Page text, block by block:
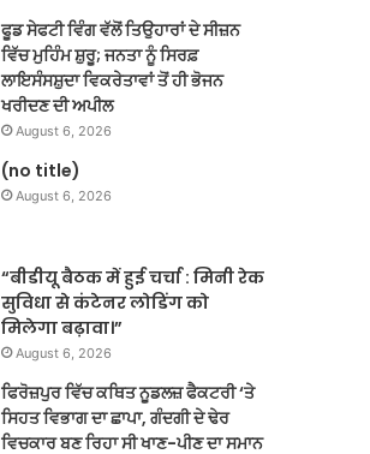
ਫੂਡ ਸੇਫਟੀ ਵਿੰਗ ਵੱਲੋਂ ਤਿਉਹਾਰਾਂ ਦੇ ਸੀਜ਼ਨ
ਵਿੱਚ ਮੁਹਿੰਮ ਸ਼ੁਰੂ; ਜਨਤਾ ਨੂੰ ਸਿਰਫ਼
ਲਾਇਸੰਸਸ਼ੁਦਾ ਵਿਕਰੇਤਾਵਾਂ ਤੋਂ ਹੀ ਭੋਜਨ
ਖਰੀਦਣ ਦੀ ਅਪੀਲ
August 6, 2026
(no title)
August 6, 2026
“बीडीयू बैठक में हुई चर्चा : मिनी रेक
सुविधा से कंटेनर लोडिंग को
मिलेगा बढ़ावा।”
August 6, 2026
ਫਿਰੋਜ਼ਪੁਰ ਵਿੱਚ ਕਥਿਤ ਨੂਡਲਜ਼ ਫੈਕਟਰੀ ‘ਤੇ
ਸਿਹਤ ਵਿਭਾਗ ਦਾ ਛਾਪਾ, ਗੰਦਗੀ ਦੇ ਢੇਰ
ਵਿਚਕਾਰ ਬਣ ਰਿਹਾ ਸੀ ਖਾਣ-ਪੀਣ ਦਾ ਸਮਾਨ